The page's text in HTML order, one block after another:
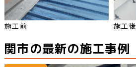
施工前 施工後
関市の最新の施工事例